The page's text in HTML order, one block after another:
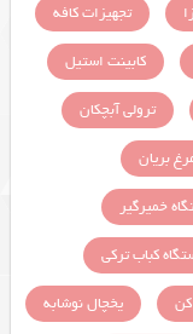
تجهیزات کافه
کابینت استیل
ترولی آبچکان
بریان
خمیرگیر
کباب ترکی
یخچال نوشابه